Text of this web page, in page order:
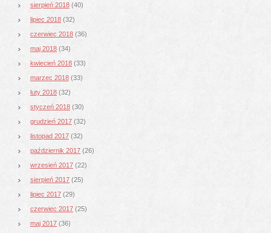
sierpień 2018 (40)
lipiec 2018 (32)
czerwiec 2018 (36)
maj 2018 (34)
kwiecień 2018 (33)
marzec 2018 (33)
luty 2018 (32)
styczeń 2018 (30)
grudzień 2017 (32)
listopad 2017 (32)
październik 2017 (26)
wrzesień 2017 (22)
sierpień 2017 (25)
lipiec 2017 (29)
czerwiec 2017 (25)
maj 2017 (36)